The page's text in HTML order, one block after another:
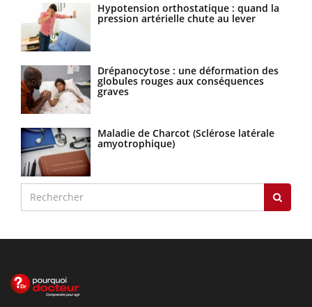
Hypotension orthostatique : quand la
pression artérielle chute au lever
Drépanocytose : une déformation des
globules rouges aux conséquences
graves
Maladie de Charcot (Sclérose latérale
amyotrophique)